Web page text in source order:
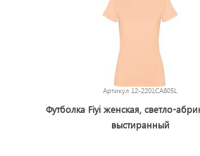
Артикул 12-2201CA805L
Футболка Fiyi женская, светло-
выстиранный